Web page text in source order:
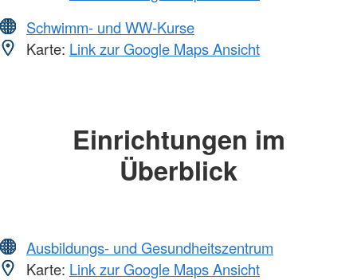
Schwimm- und WW-Kurse
Karte: Link zur Google Maps Ansicht
Einrichtungen im
Überblick
Ausbildungs- und Gesundheitszentrum
Karte: Link zur Google Maps Ansicht